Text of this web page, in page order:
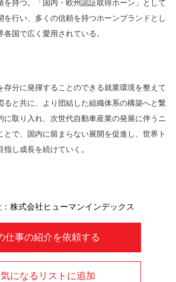
を持つ。「国内・欧州認証取得ホーン」として
を行い、多くの信頼を持つホーンブランドとし
国で広く愛用されている。
存分に発揮することのできる就業環境を整えて
ると共に、より団結した組織体系の構築へと繋
に取り入れ、次世代自動車産業の発展に伴うニ
とで、国内に留まらない展開を促進し、世界ト
し成長を続けていく。
仕事の紹介を依頼する
気になるリストに追加
株式会社ヒューマンインデックス